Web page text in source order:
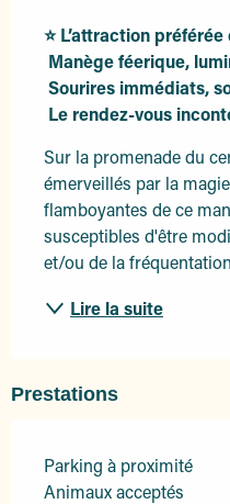
⭐ L’attraction
Le rendez-vous
Sur la promenade du
émerveillés par la
flamboyantes de ce
susceptibles d'être
et/ou de la
Lire la suite
Prestations
Parking à proximité
Animaux acceptés